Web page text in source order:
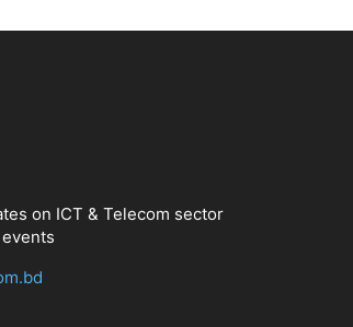
on ICT & Telecom sector